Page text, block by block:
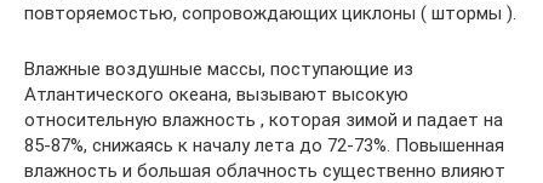
повторяемостью, сопровождающих циклоны ( штормы ).
Влажные воздушные массы, поступающие из
Атлантического океана, вызывают высокую
относительную влажность , которая зимой и падает на
85-87%, снижаясь к началу лета до 72-73%. Повышенная
влажность и большая облачность существенно влияют